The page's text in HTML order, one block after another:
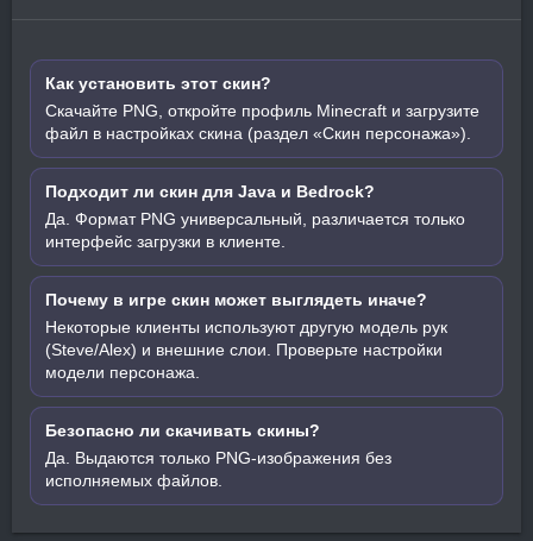
Как установить этот скин?
Скачайте PNG, откройте профиль Minecraft и загрузите
файл в настройках скина (раздел «Скин персонажа»).
Подходит ли скин для Java и Bedrock?
Да. Формат PNG универсальный, различается только
интерфейс загрузки в клиенте.
Почему в игре скин может выглядеть иначе?
Некоторые клиенты используют другую модель рук
(Steve/Alex) и внешние слои. Проверьте настройки
модели персонажа.
Безопасно ли скачивать скины?
Да. Выдаются только PNG-изображения без
исполняемых файлов.